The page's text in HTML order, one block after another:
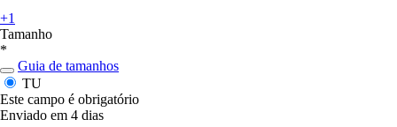
+1
Tamanho
*
Guia de tamanhos
TU
Este campo é obrigatório
Enviado em 4 dias